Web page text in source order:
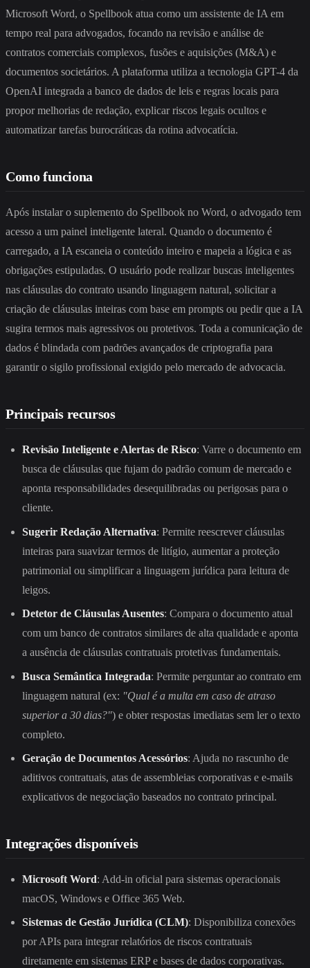
Microsoft Word, o Spellbook atua como um assistente de IA em
tempo real para advogados, focando na revisão e análise de
contratos comerciais complexos, fusões e aquisições (M&A) e
documentos societários. A plataforma utiliza a tecnologia GPT-4 da
OpenAI integrada a banco de dados de leis e regras locais para
propor melhorias de redação, explicar riscos legais ocultos e
automatizar tarefas burocráticas da rotina advocatícia.
Como funciona
Após instalar o suplemento do Spellbook no Word, o advogado tem
acesso a um painel inteligente lateral. Quando o documento é
carregado, a IA escaneia o conteúdo inteiro e mapeia a lógica e as
obrigações estipuladas. O usuário pode realizar buscas inteligentes
nas cláusulas do contrato usando linguagem natural, solicitar a
criação de cláusulas inteiras com base em prompts ou pedir que a IA
sugira termos mais agressivos ou protetivos. Toda a comunicação de
dados é blindada com padrões avançados de criptografia para
garantir o sigilo profissional exigido pelo mercado de advocacia.
Principais recursos
Revisão Inteligente e Alertas de Risco: Varre o documento em
busca de cláusulas que fujam do padrão comum de mercado e
aponta responsabilidades desequilibradas ou perigosas para o
cliente.
Sugerir Redação Alternativa: Permite reescrever cláusulas
inteiras para suavizar termos de litígio, aumentar a proteção
patrimonial ou simplificar a linguagem jurídica para leitura de
leigos.
Detetor de Cláusulas Ausentes: Compara o documento atual
com um banco de contratos similares de alta qualidade e aponta
a ausência de cláusulas contratuais protetivas fundamentais.
Busca Semântica Integrada: Permite perguntar ao contrato em
linguagem natural (ex: "Qual é a multa em caso de atraso
superior a 30 dias?") e obter respostas imediatas sem ler o texto
completo.
Geração de Documentos Acessórios: Ajuda no rascunho de
aditivos contratuais, atas de assembleias corporativas e e-mails
explicativos de negociação baseados no contrato principal.
Integrações disponíveis
Microsoft Word: Add-in oficial para sistemas operacionais
macOS, Windows e Office 365 Web.
Sistemas de Gestão Jurídica (CLM): Disponibiliza conexões
por APIs para integrar relatórios de riscos contratuais
diretamente em sistemas ERP e bases de dados corporativas.